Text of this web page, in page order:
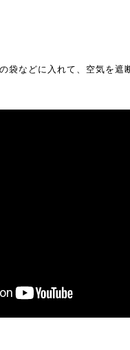
袋などに入れて、空気を遮